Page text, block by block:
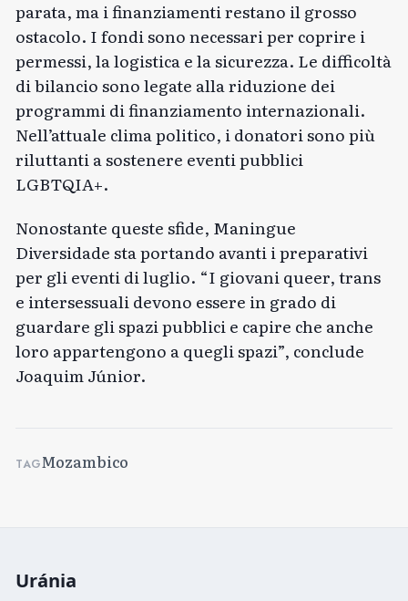
parata, ma i finanziamenti restano il grosso
ostacolo. I fondi sono necessari per coprire i
permessi, la logistica e la sicurezza. Le difficoltà
di bilancio sono legate alla riduzione dei
programmi di finanziamento internazionali.
Nell’attuale clima politico, i donatori sono più
riluttanti a sostenere eventi pubblici
LGBTQIA+.
Nonostante queste sfide, Maningue
Diversidade sta portando avanti i preparativi
per gli eventi di luglio. “I giovani queer, trans
e intersessuali devono essere in grado di
guardare gli spazi pubblici e capire che anche
loro appartengono a quegli spazi”, conclude
Joaquim Júnior.
TAGMozambico
Uránia